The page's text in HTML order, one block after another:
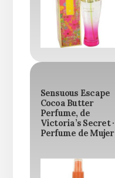
Sensuous Escape
Cocoa Butter
Perfume, de
Victoria’s Secret ·
Perfume de Mujer